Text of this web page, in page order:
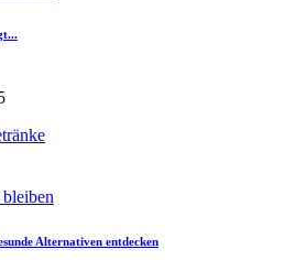
Alternativen entdecken